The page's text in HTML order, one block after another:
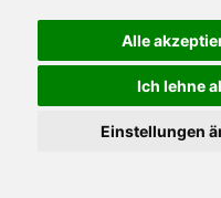
Alle
Ich lehne
Einstellungen
COMPANY, s.r.o. Alle Rechte